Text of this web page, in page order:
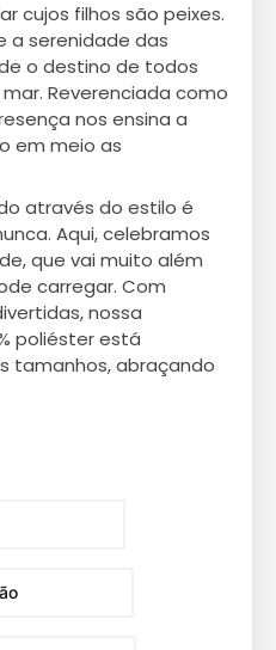
cujos filhos são peixes.
a serenidade das
o destino de todos
Reverenciada como
nos ensina a
em meio as
através do estilo é
Aqui, celebramos
que vai muito além
carregar. Com
nossa
poliéster está
tamanhos, abraçando